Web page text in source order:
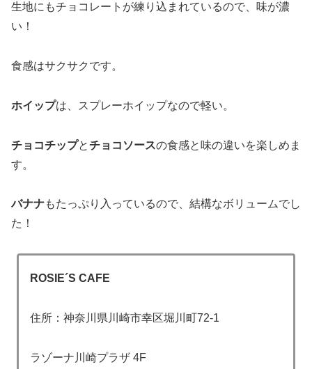
生地にもチョコレートが練り込まれているので、味が濃
い！
食感はサクサクです。
ホイップは、スプレーホイップなので軽い。
チョコチップとチョコソースの食感と味の違いを楽しめま
す。
バナナもたっぷり入っているので、結構なボリュームでし
た！
ROSIE´S CAFE
住所：神奈川県川崎市幸区堀川町72-1
ラゾーナ川崎プラザ 4F